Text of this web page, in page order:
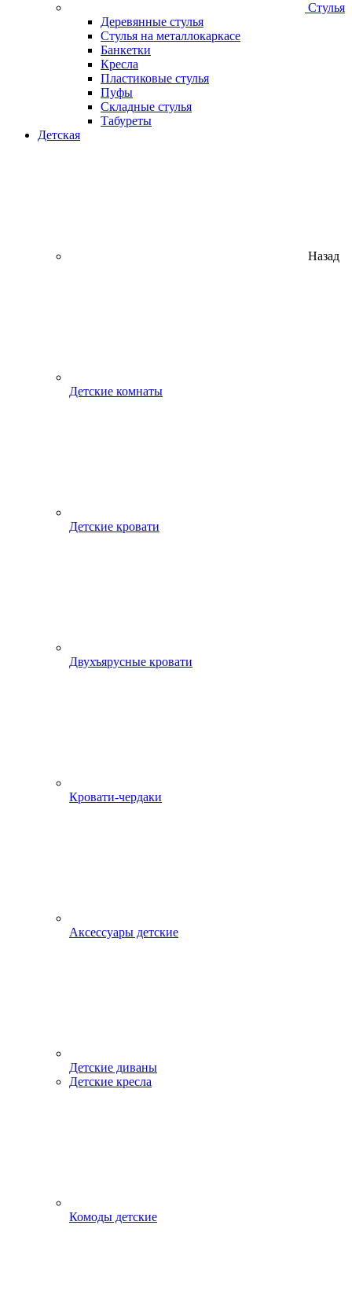
Стулья
Деревянные стулья
Стулья на металлокаркасе
Банкетки
Кресла
Пластиковые стулья
Пуфы
Складные стулья
Табуреты
Детская
Назад
Детские комнаты
Детские кровати
Двухъярусные кровати
Кровати-чердаки
Аксессуары детские
Детские диваны
Детские кресла
Комоды детские